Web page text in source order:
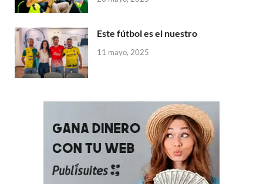
Este fútbol es el nuestro
11 mayo, 2025